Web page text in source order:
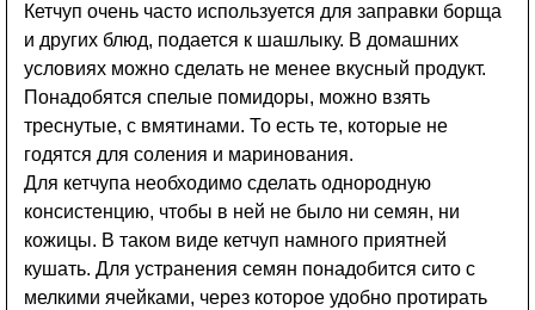
Кетчуп очень часто используется для заправки борща
и других блюд, подается к шашлыку. В домашних
условиях можно сделать не менее вкусный продукт.
Понадобятся спелые помидоры, можно взять
треснутые, с вмятинами. То есть те, которые не
годятся для соления и маринования.
Для кетчупа необходимо сделать однородную
консистенцию, чтобы в ней не было ни семян, ни
кожицы. В таком виде кетчуп намного приятней
кушать. Для устранения семян понадобится сито с
мелкими ячейками, через которое удобно протирать